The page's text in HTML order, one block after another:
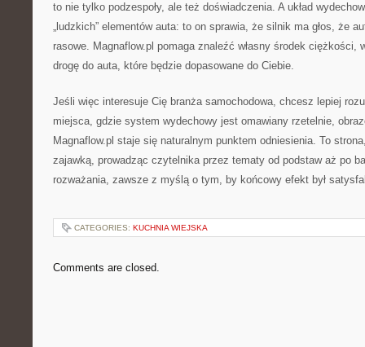
to nie tylko podzespoły, ale też doświadczenia. A układ
„ludzkich” elementów auta: to on sprawia, że silnik ma głos, że
rasowe. Magnaflow.pl pomaga znaleźć własny środek ciężkości,
drogę do auta, które będzie dopasowane do Ciebie.
Jeśli więc interesuje Cię branża samochodowa, chcesz lepiej
miejsca, gdzie system wydechowy jest omawiany rzetelnie,
Magnaflow.pl staje się naturalnym punktem odniesienia. To
zajawką, prowadząc czytelnika przez tematy od podstaw aż po
rozważania, zawsze z myślą o tym, by końcowy efekt był
CATEGORIES: KUCHNIA WIEJSKA
Comments are closed.